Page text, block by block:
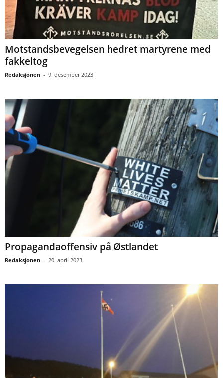
Motstandsbevegelsen hedret martyrene med
fakkeltog
Redaksjonen - 9. desember 2023
Propagandaoffensiv på Østlandet
Redaksjonen - 20. april 2023